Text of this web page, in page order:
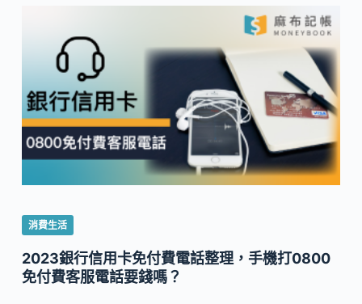
消費生活
2023銀行信用卡免付費電話整理，手機打0800
免付費客服電話要錢嗎？